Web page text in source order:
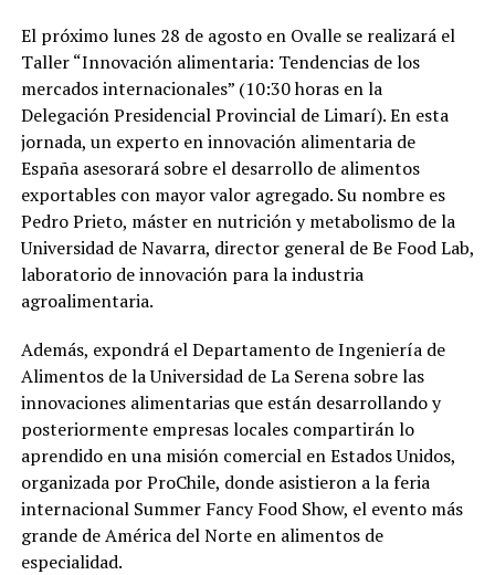
El próximo lunes 28 de agosto en Ovalle se realizará el
Taller “Innovación alimentaria: Tendencias de los
mercados internacionales” (10:30 horas en la
Delegación Presidencial Provincial de Limarí). En esta
jornada, un experto en innovación alimentaria de
España asesorará sobre el desarrollo de alimentos
exportables con mayor valor agregado. Su nombre es
Pedro Prieto, máster en nutrición y metabolismo de la
Universidad de Navarra, director general de Be Food Lab,
laboratorio de innovación para la industria
agroalimentaria.
Además, expondrá el Departamento de Ingeniería de
Alimentos de la Universidad de La Serena sobre las
innovaciones alimentarias que están desarrollando y
posteriormente empresas locales compartirán lo
aprendido en una misión comercial en Estados Unidos,
organizada por ProChile, donde asistieron a la feria
internacional Summer Fancy Food Show, el evento más
grande de América del Norte en alimentos de
especialidad.